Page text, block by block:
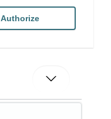
Authorize